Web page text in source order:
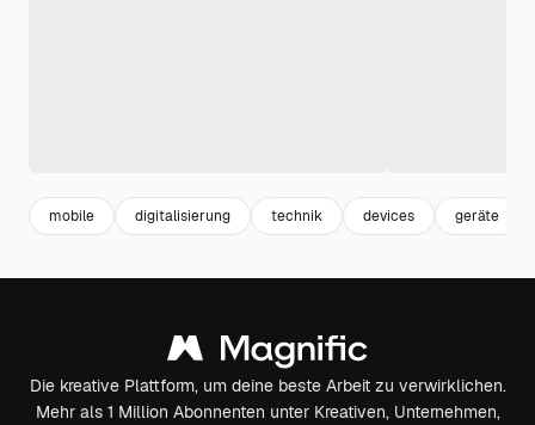
mobile digitalisierung technik devices geräte
Die kreative Plattform, um deine beste Arbeit zu verwirklichen.
Mehr als 1 Million Abonnenten unter Kreativen, Unternehmen,